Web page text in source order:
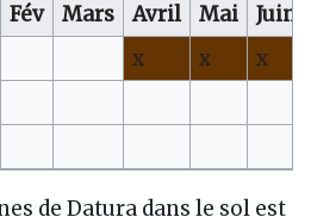
Fév Mars Avril Mai
Juin
x x
x
de Datura dans le sol est